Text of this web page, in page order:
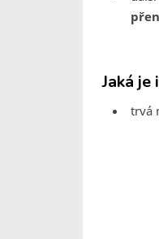
Jaká je
trvá